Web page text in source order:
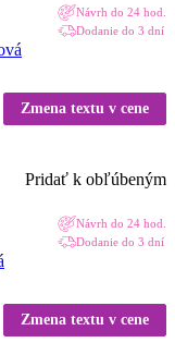
Návrh do 24 hod.
Dodanie do 3 dní
Zmena textu v cene
Pridať k obľúbeným
Návrh do 24 hod.
Dodanie do 3 dní
Zmena textu v cene